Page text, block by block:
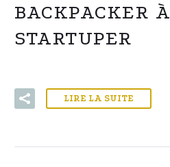
BACKPACKER À
STARTUPER
LIRE LA SUITE